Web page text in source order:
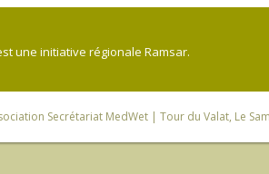
une initiative régionale Ramsar.
Secrétariat MedWet | Tour du Valat, Le